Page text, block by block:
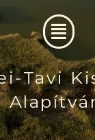
Menu
Tavi